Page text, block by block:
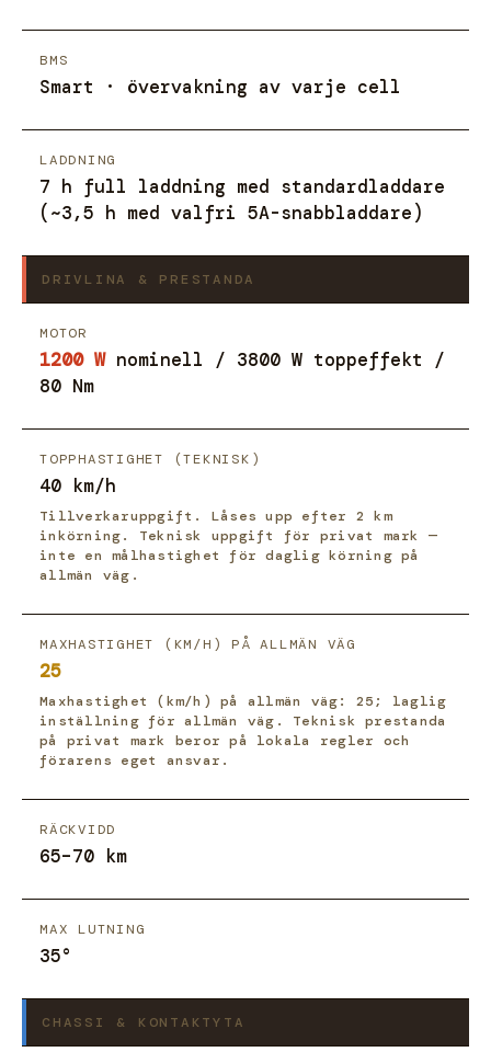
BMS
Smart · övervakning av varje cell
LADDNING
7 h full laddning med standardladdare
(~3,5 h med valfri 5A-snabbladdare)
DRIVLINA & PRESTANDA
MOTOR
1200 Wnominell / 3800 W toppeffekt /
80 Nm
TOPPHASTIGHET (TEKNISK)
40 km/h
Tillverkaruppgift. Låses upp efter 2 km
inkörning. Teknisk uppgift för privat mark —
inte en målhastighet för daglig körning på
allmän väg.
MAXHASTIGHET (KM/H) PÅ ALLMÄN VÄG
25
Maxhastighet (km/h) på allmän väg: 25; laglig
inställning för allmän väg. Teknisk prestanda
på privat mark beror på lokala regler och
förarens eget ansvar.
RÄCKVIDD
65–70 km
MAX LUTNING
35°
CHASSI & KONTAKTYTA